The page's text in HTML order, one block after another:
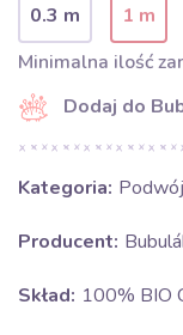
0.3 m 1 m
Minimalna ilość
Dodaj do
Kategoria:
Producent:
Skład: 100% BIO